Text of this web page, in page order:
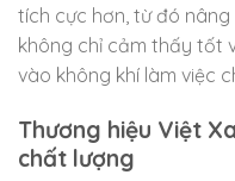
tích cực hơn, từ đó
không chỉ cảm thấy tốt
vào không khí làm việc
Thương hiệu Việt
chất lượng